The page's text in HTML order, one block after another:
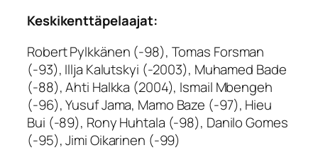
Keskikenttäpelaajat:
Robert Pylkkänen (-98), Tomas Forsman
(-93), Illja Kalutskyi (-2003), Muhamed Bade
(-88), Ahti Halkka (2004), Ismail Mbengeh
(-96), Yusuf Jama, Mamo Baze (-97), Hieu
Bui (-89), Rony Huhtala (-98), Danilo Gomes
(-95), Jimi Oikarinen (-99)